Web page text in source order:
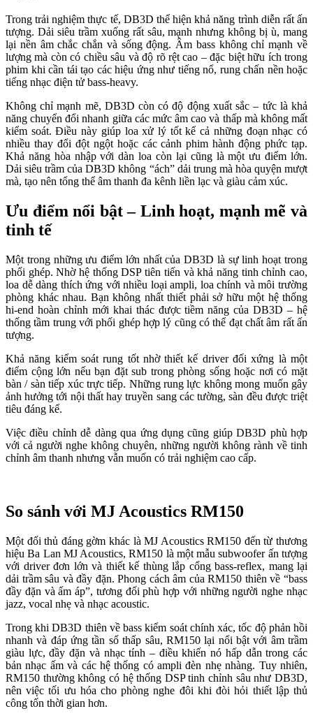
Trong trải nghiệm thực tế, DB3D thể hiện khả năng trình diễn rất ấn
tượng. Dải siêu trầm xuống rất sâu, mạnh nhưng không bị ù, mang
lại nền âm chắc chắn và sống động. Âm bass không chỉ mạnh về
lượng mà còn có chiều sâu và độ rõ rệt cao – đặc biệt hữu ích trong
phim khi cần tái tạo các hiệu ứng như tiếng nổ, rung chấn nền hoặc
tiếng nhạc điện tử bass-heavy.
Không chỉ mạnh mẽ, DB3D còn có độ động xuất sắc – tức là khả
năng chuyển đổi nhanh giữa các mức âm cao và thấp mà không mất
kiểm soát. Điều này giúp loa xử lý tốt kể cả những đoạn nhạc có
nhiều thay đổi đột ngột hoặc các cảnh phim hành động phức tạp.
Khả năng hòa nhập với dàn loa còn lại cũng là một ưu điểm lớn.
Dải siêu trầm của DB3D không “ách” dải trung mà hòa quyện mượt
mà, tạo nên tổng thể âm thanh đa kênh liền lạc và giàu cảm xúc.
Ưu điểm nổi bật – Linh hoạt, mạnh mẽ và
tinh tế
Một trong những ưu điểm lớn nhất của DB3D là sự linh hoạt trong
phối ghép. Nhờ hệ thống DSP tiên tiến và khả năng tinh chỉnh cao,
loa dễ dàng thích ứng với nhiều loại ampli, loa chính và môi trường
phòng khác nhau. Bạn không nhất thiết phải sở hữu một hệ thống
hi-end hoàn chỉnh mới khai thác được tiềm năng của DB3D – hệ
thống tầm trung với phối ghép hợp lý cũng có thể đạt chất âm rất ấn
tượng.
Khả năng kiểm soát rung tốt nhờ thiết kế driver đối xứng là một
điểm cộng lớn nếu bạn đặt sub trong phòng sống hoặc nơi có mặt
bàn / sàn tiếp xúc trực tiếp. Những rung lực không mong muốn gây
ảnh hưởng tới nội thất hay truyền sang các tường, sàn đều được triệt
tiêu đáng kể.
Việc điều chỉnh dễ dàng qua ứng dụng cũng giúp DB3D phù hợp
với cả người nghe không chuyên, những người không rành về tinh
chỉnh âm thanh nhưng vẫn muốn có trải nghiệm cao cấp.
So sánh với MJ Acoustics RM150
Một đối thủ đáng gờm khác là MJ Acoustics RM150 đến từ thương
hiệu Ba Lan MJ Acoustics, RM150 là một mẫu subwoofer ấn tượng
với driver đơn lớn và thiết kế thùng lắp cổng bass-reflex, mang lại
dải trầm sâu và đầy đặn. Phong cách âm của RM150 thiên về “bass
đầy đặn và ấm áp”, tương đối phù hợp với những người nghe nhạc
jazz, vocal nhẹ và nhạc acoustic.
Trong khi DB3D thiên về bass kiểm soát chính xác, tốc độ phản hồi
nhanh và đáp ứng tần số thấp sâu, RM150 lại nổi bật với âm trầm
giàu lực, đầy đặn và nhạc tính – điều khiến nó hấp dẫn trong các
bản nhạc ấm và các hệ thống có ampli đèn nhẹ nhàng. Tuy nhiên,
RM150 thường không có hệ thống DSP tinh chỉnh sâu như DB3D,
nên việc tối ưu hóa cho phòng nghe đôi khi đòi hỏi thiết lập thủ
công tốn thời gian hơn.